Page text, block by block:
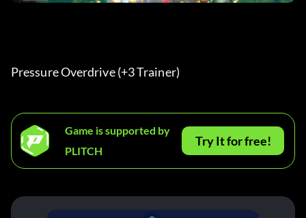
Pressure Overdrive (+3 Trainer)
Game is supported by
PLITCH
Try It for free!